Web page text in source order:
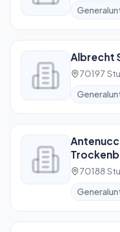
Albrecht
70197
70188